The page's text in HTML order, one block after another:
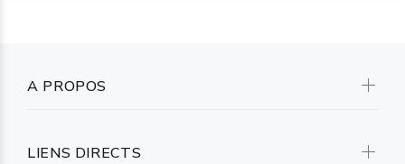
A PROPOS
LIENS DIRECTS